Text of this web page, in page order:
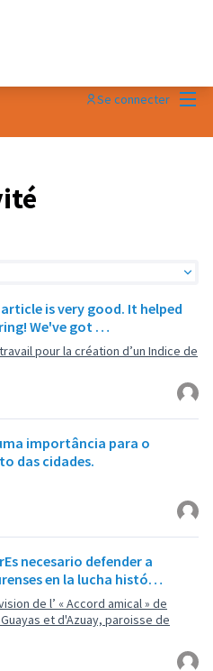
Se connecter
is very good. It helped
We've got …
pour la création d’un Indice de
importância para o
das cidades.
necesario defender a
en la lucha histó…
de l’ « Accord amical » de
et d'Azuay, paroisse de